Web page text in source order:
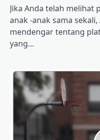
Jika Anda telah
anak -anak sama
mendengar tentang
yang…